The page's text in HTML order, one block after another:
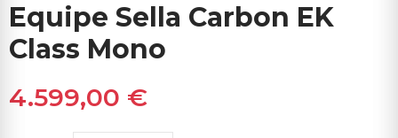
Equipe Sella Carbon EK
Class Mono
4.599,00 €